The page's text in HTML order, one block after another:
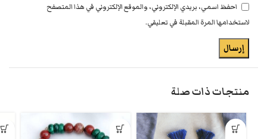
احفظ اسمي، بريدي الإلكتروني، والموقع الإلكتروني في هذا المتصفح
لاستخدامها المرة المقبلة في تعليقي.
منتجات ذات صلة